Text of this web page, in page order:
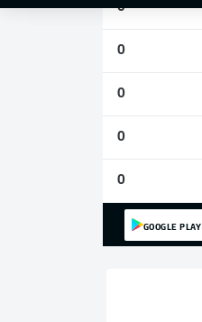
0
0
0
0
0
GOOGLE PLAY